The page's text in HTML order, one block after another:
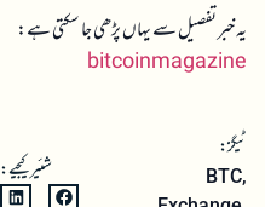
یہ خبر تفصیل سے یہاں پڑھی جا سکتی ہے:
bitcoinmagazine
ٹیگز:
BTC,
شئیر کیجیے: